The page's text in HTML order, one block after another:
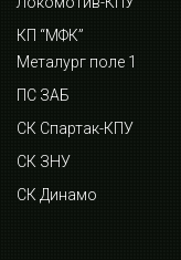
КП “МФК”
Металург поле 1
ПС ЗАБ
СК Спартак-КПУ
СК ЗНУ
СК Динамо